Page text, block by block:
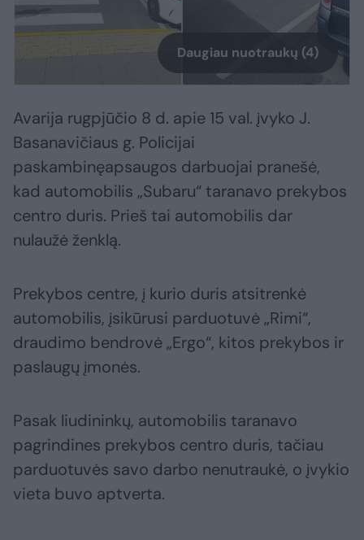
Daugiau nuotraukų (4)
Avarija rugpjūčio 8 d. apie 15 val. įvyko J.
Basanavičiaus g. Policijai
paskambinęapsaugos darbuojai pranešė,
kad automobilis „Subaru“ taranavo prekybos
centro duris. Prieš tai automobilis dar
nulaužė ženklą.
Prekybos centre, į kurio duris atsitrenkė
automobilis, įsikūrusi parduotuvė „Rimi“,
draudimo bendrovė „Ergo“, kitos prekybos ir
paslaugų įmonės.
Pasak liudininkų, automobilis taranavo
pagrindines prekybos centro duris, tačiau
parduotuvės savo darbo nenutraukė, o įvykio
vieta buvo aptverta.